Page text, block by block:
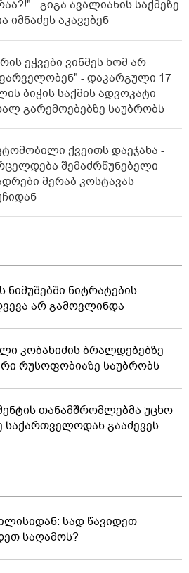
- გიგა ავალიანის საქმეზე
იმნაძეს აკავებენ
ეჭვები ვინმეს ხომ არ
- დაკარგული 17
ბიჭის საქმის ადვოკატი
გარემოებებზე საუბრობს
ქვეითს დაეჯახა -
შემაძრწუნებელი
მერაბ კოსტავას
ნიმუშებში ნიტრატების
არ გამოვლინდა
კობახიძის ბრალდებებზე
რუსოფობიაზე საუბრობს
თანამშრომლებმა უცხო
საქართველოდან გააძევეს
სად წავიდეთ
საღამოს?